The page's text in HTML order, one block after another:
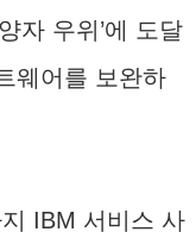
자 우위’에 도달
웨어를 보완하
IBM 서비스 사